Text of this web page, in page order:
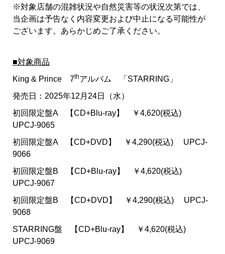
※対象店舗の混雑状況や自然災害等の状況次第では、
当企画は予告なく内容変更および中止になる可能性が
ございます。あらかじめご了承ください。
■対象商品
King & Prince 7thアルバム 「STARRING」
発売日：2025年12月24日（水）
初回限定盤A 【CD+Blu-ray】 ￥4,620(税込)
UPCJ-9065
初回限定盤A 【CD+DVD】 ￥4,290(税込) UPCJ-
9066
初回限定盤B 【CD+Blu-ray】 ￥4,620(税込)
UPCJ-9067
初回限定盤B 【CD+DVD】 ￥4,290(税込) UPCJ-
9068
STARRING盤 【CD+Blu-ray】 ￥4,620(税込)
UPCJ-9069